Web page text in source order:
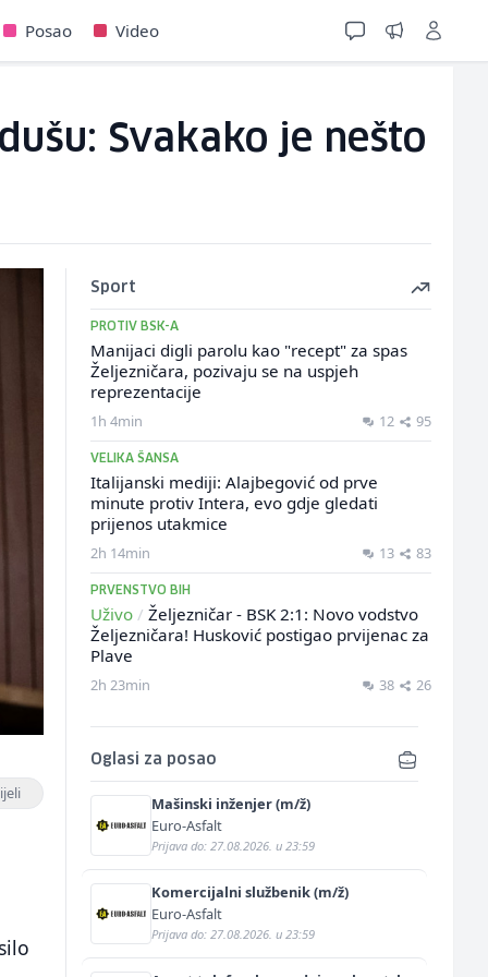
Posao Video
Svakako je nešto
Sport
PROTIV BSK-A
Manijaci digli parolu kao "recept" za spas
Željezničara, pozivaju se na uspjeh
reprezentacije
1h 4min 12 95
VELIKA ŠANSA
Italijanski mediji: Alajbegović od prve
minute protiv Intera, evo gdje gledati
prijenos utakmice
2h 14min 13 83
PRVENSTVO BIH
Uživo / Željezničar - BSK 2:1: Novo vodstvo
Željezničara! Husković postigao prvijenac za
Plave
2h 23min 38 26
Oglasi za posao
Mašinski inženjer (m/ž)
Euro-Asfalt
Prijava do: 27.08.2026. u 23:59
Komercijalni službenik (m/ž)
Euro-Asfalt
Prijava do: 27.08.2026. u 23:59